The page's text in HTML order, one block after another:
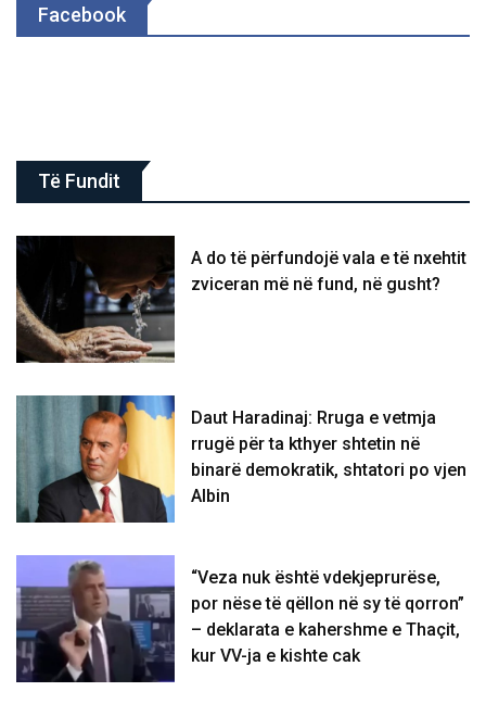
Facebook
Të Fundit
A do të përfundojë vala e të nxehtit
zviceran më në fund, në gusht?
Daut Haradinaj: Rruga e vetmja
rrugë për ta kthyer shtetin në
binarë demokratik, shtatori po vjen
Albin
“Veza nuk është vdekjeprurëse,
por nëse të qëllon në sy të qorron”
– deklarata e kahershme e Thaçit,
kur VV-ja e kishte cak